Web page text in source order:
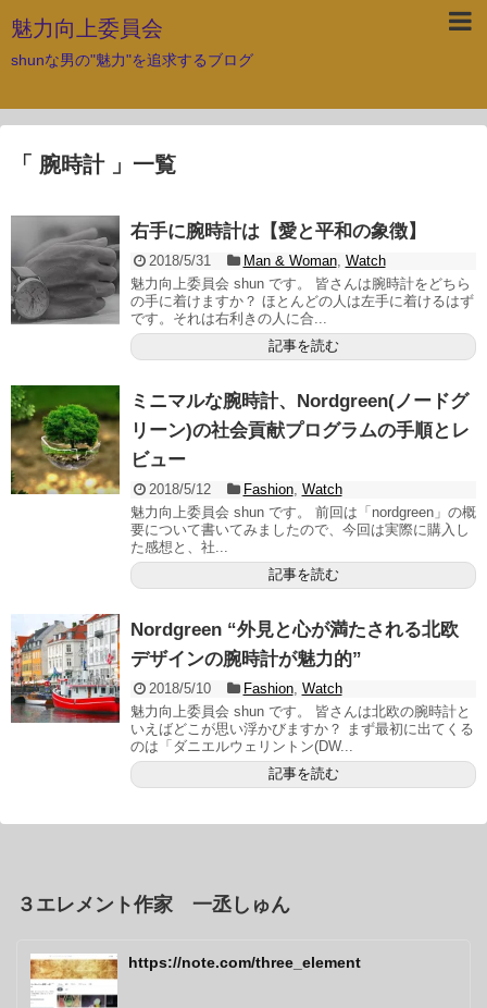
魅力向上委員会
shunな男の"魅力"を追求するブログ
「 腕時計 」一覧
右手に腕時計は【愛と平和の象徴】
2018/5/31 Man & Woman, Watch
魅力向上委員会 shun です。 皆さんは腕時計をどちら
の手に着けますか？ ほとんどの人は左手に着けるはず
です。それは右利きの人に合...
記事を読む
ミニマルな腕時計、Nordgreen(ノードグ
リーン)の社会貢献プログラムの手順とレ
ビュー
2018/5/12 Fashion, Watch
魅力向上委員会 shun です。 前回は「nordgreen」の概
要について書いてみましたので、今回は実際に購入し
た感想と、社...
記事を読む
Nordgreen “外見と心が満たされる北欧
デザインの腕時計が魅力的”
2018/5/10 Fashion, Watch
魅力向上委員会 shun です。 皆さんは北欧の腕時計と
いえばどこが思い浮かびますか？ まず最初に出てくる
のは「ダニエルウェリントン(DW...
記事を読む
３エレメント作家 一丞しゅん
https://note.com/three_element